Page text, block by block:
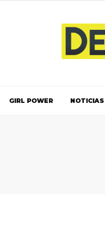
GIRL POWER NOTICIAS